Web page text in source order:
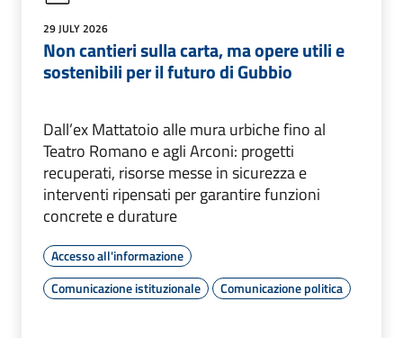
29 JULY 2026
Non cantieri sulla carta, ma opere utili e
sostenibili per il futuro di Gubbio
Dall’ex Mattatoio alle mura urbiche fino al
Teatro Romano e agli Arconi: progetti
recuperati, risorse messe in sicurezza e
interventi ripensati per garantire funzioni
concrete e durature
Accesso all'informazione
Comunicazione istituzionale
Comunicazione politica